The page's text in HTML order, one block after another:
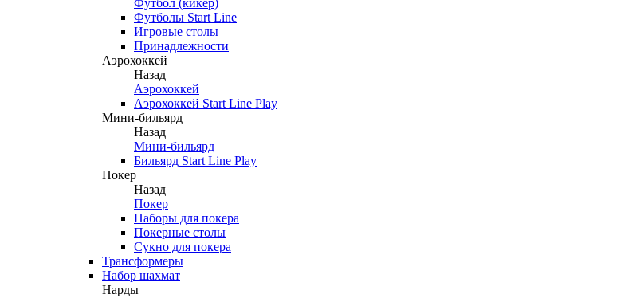
Футбол (кикер)
Футболы Start Line
Игровые столы
Принадлежности
Аэрохоккей
Назад
Аэрохоккей
Аэрохоккей Start Line Play
Мини-бильярд
Назад
Мини-бильярд
Бильярд Start Line Play
Покер
Назад
Покер
Наборы для покера
Покерные столы
Сукно для покера
Трансформеры
Набор шахмат
Нарды